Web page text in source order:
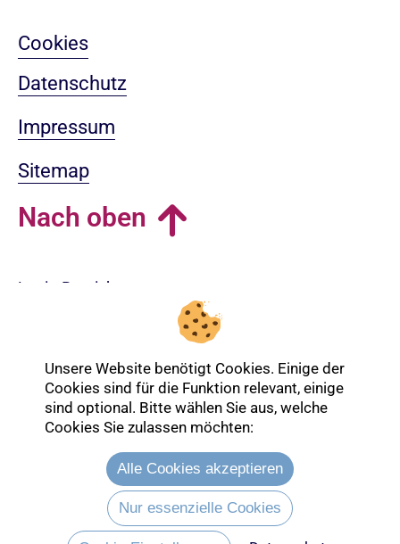
Cookies
Datenschutz
Impressum
Sitemap
Nach oben
Login-Bereich
Unsere Website benötigt Cookies. Einige der
Cookies sind für die Funktion relevant, einige
sind optional. Bitte wählen Sie aus, welche
Cookies Sie zulassen möchten:
Alle Cookies akzeptieren
Nur essenzielle Cookies